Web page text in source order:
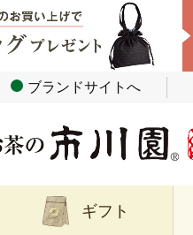
ブランドサイトへ
ギフト